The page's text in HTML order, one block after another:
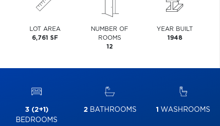
LOT AREA
6,761 SF
NUMBER OF
ROOMS
12
YEAR BUILT
1948
3 (2+1)
BEDROOMS
2BATHROOMS 1 WASHROOMS